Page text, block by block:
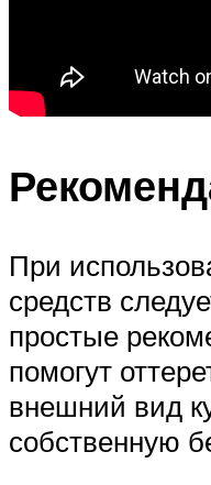
При
средств
простые
помогут
внешний вид
собственную